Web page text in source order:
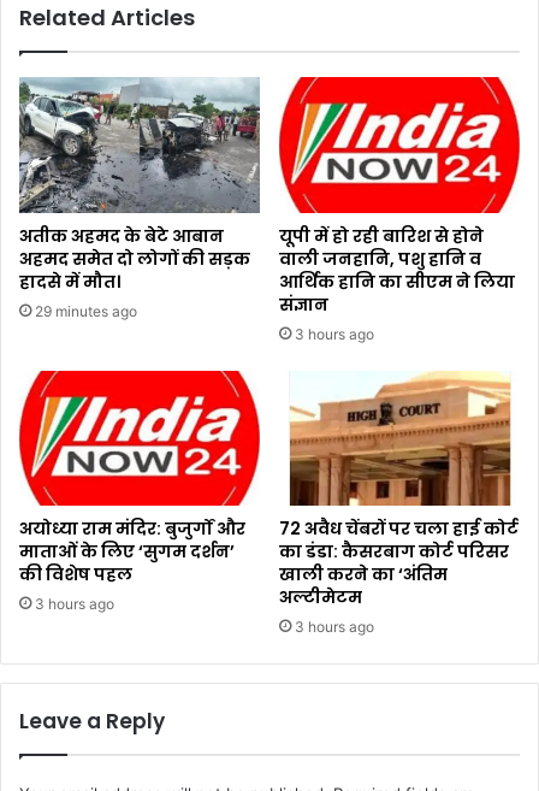
Related Articles
अतीक अहमद के बेटे आबान
अहमद समेत दो लोगों की सड़क
हादसे में मौत।
29 minutes ago
यूपी में हो रही बारिश से होने
वाली जनहानि, पशु हानि व
आर्थिक हानि का सीएम ने लिया
संज्ञान
3 hours ago
अयोध्या राम मंदिर: बुजुर्गों और
माताओं के लिए ‘सुगम दर्शन’
की विशेष पहल
3 hours ago
72 अवैध चेंबरों पर चला हाई कोर्ट
का डंडा: कैसरबाग कोर्ट परिसर
खाली करने का ‘अंतिम
अल्टीमेटम
3 hours ago
Leave a Reply